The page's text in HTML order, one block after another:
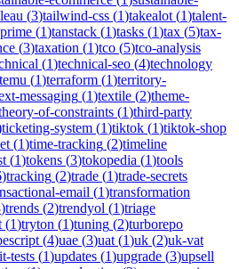
(3)tailwind-css (1)takealot (1)talent-
(1)tanstack (1)tasks (1)tax (5)tax-
(3)taxation (1)tco (5)tco-analysis
(1)technical-seo (4)technology
temu (1)terraform (1)territory-
messaging (1)textile (2)theme-
of-constraints (1)third-party
ticketing-system (1)tiktok (1)tiktok-shop
(1)time-tracking (2)timeline
(1)tokens (3)tokopedia (1)tools
)tracking (2)trade (1)trade-secrets
email (1)transformation
)trends (2)trendyol (1)triage
(1)tryton (1)tuning (2)turborepo
(4)uae (3)uat (1)uk (2)uk-vat
tests (1)updates (1)upgrade (3)upsell